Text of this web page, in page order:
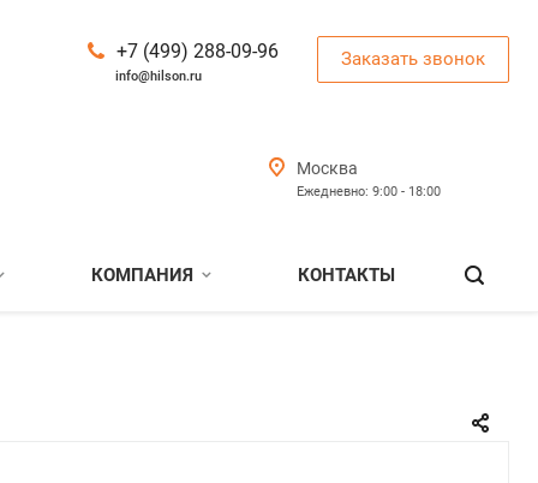
+7 (499) 288-09-96
info@hilson.ru
Заказать звонок
Москва
Ежедневно: 9:00 - 18:00
КОМПАНИЯ КОНТАКТЫ